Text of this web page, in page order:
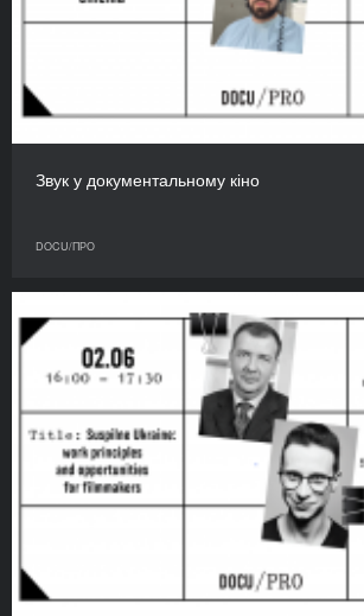
Звук у документальному кіно
DOCU/ПРО